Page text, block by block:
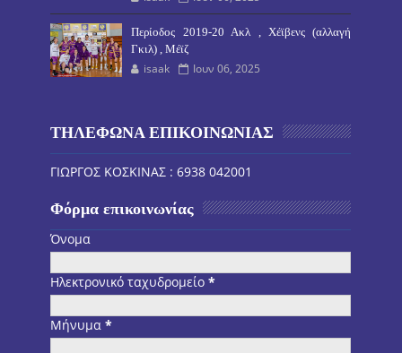
Περίοδος 2019-20 Ακλ , Χέϊβενς (αλλαγή
Γκιλ) , Μέϊζ
isaak Ιουν 06, 2025
ΤΗΛΕΦΩΝΑ ΕΠΙΚΟΙΝΩΝΙΑΣ
ΓΙΩΡΓΟΣ ΚΟΣΚΙΝΑΣ : 6938 042001
Φόρμα επικοινωνίας
Όνομα
Ηλεκτρονικό ταχυδρομείο*
Μήνυμα*